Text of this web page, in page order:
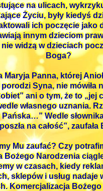
na ulicach,
Życiu, były kiedyś
ich poczęcie jako
innym dzieciom
nie widzą w dzieciach
Boga?
Maryja Panna, której
Syna, nie mówiła
ani o tym, że to „jej
własnego uznania.
Pańska…” Wedle
na całość”,
Mu zaufać? Czy
Bożego Narodzenia
w czasach, kiedy
sklepów i usług nadaje
Komercjalizacja